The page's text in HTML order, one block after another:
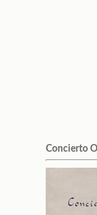
Concierto